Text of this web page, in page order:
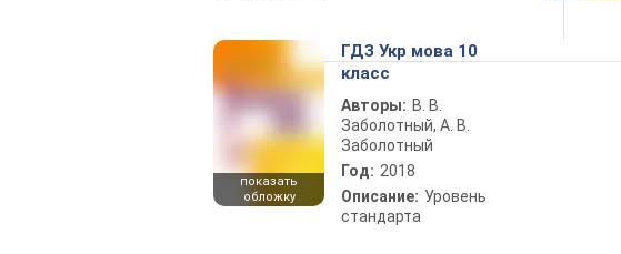
показать
обложку
ГДЗ Укр мова 10
класс
Авторы: В. В.
Заболотный, А. В.
Заболотный
Год: 2018
Описание: Уровень
стандарта